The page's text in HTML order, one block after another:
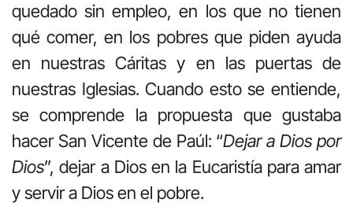
quedado sin empleo, en los que no tienen
qué comer, en los pobres que piden ayuda
en nuestras Cáritas y en las puertas de
nuestras Iglesias. Cuando esto se entiende,
se comprende la propuesta que gustaba
hacer San Vicente de Paúl: “Dejar a Dios por
Dios”, dejar a Dios en la Eucaristía para amar
y servir a Dios en el pobre.